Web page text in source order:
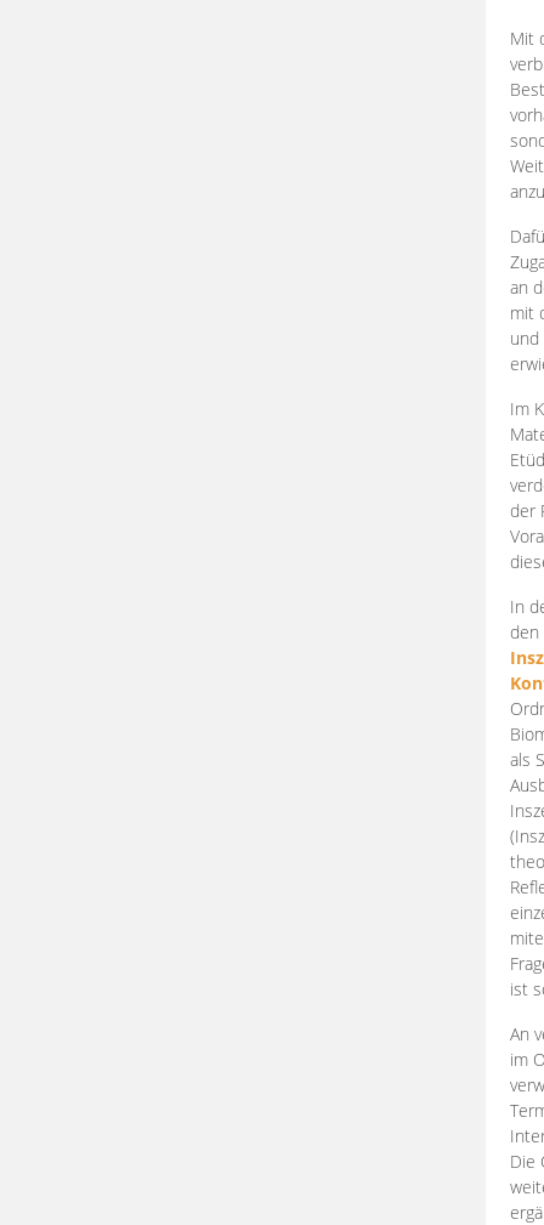
Mit
an
mit
und
Im
der
In
den
als
ist
An
im
Die